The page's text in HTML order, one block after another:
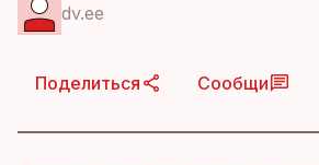
dv.ee
Поделиться Сообщи